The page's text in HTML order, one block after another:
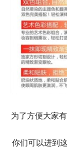
为了方便大家
你们可以进到